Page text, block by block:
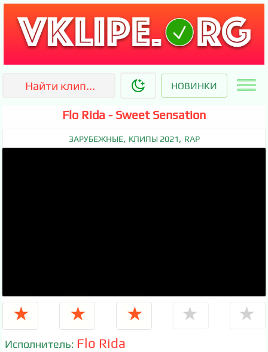
НОВИНКИ
Flo Rida - Sweet Sensation
ЗАРУБЕЖНЫЕ, КЛИПЫ 2021, RAP
★ ★ ★ ★ ★
Исполнитель: Flo Rida